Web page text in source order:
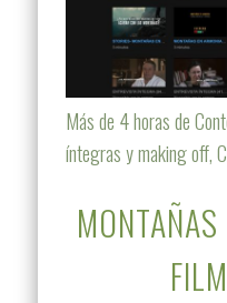
Más de 4 horas de
íntegras y making off,